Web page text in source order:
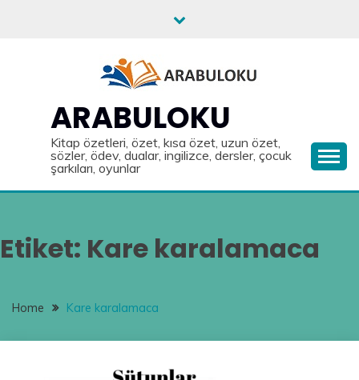
ARABULOKU
Kitap özetleri, özet, kısa özet, uzun özet,
sözler, ödev, dualar, ingilizce, dersler, çocuk
şarkıları, oyunlar
Etiket: Kare karalamaca
Home Kare karalamaca